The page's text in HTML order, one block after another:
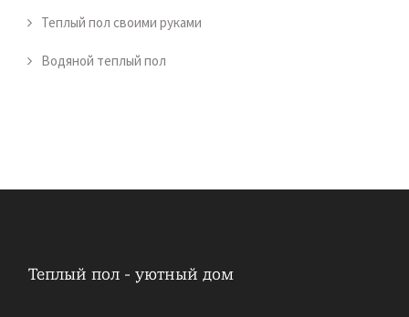
Теплый пол своими руками
Водяной теплый пол